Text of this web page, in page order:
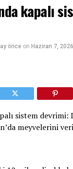
kapalı
önce on Haziran 7, 2026
sistem devrimi:
meyvelerini